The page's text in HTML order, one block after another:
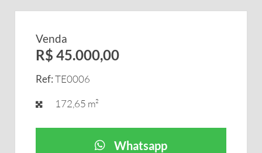
Venda
R$ 45.000,00
Ref:TE0006
172,65 m²
Whatsapp